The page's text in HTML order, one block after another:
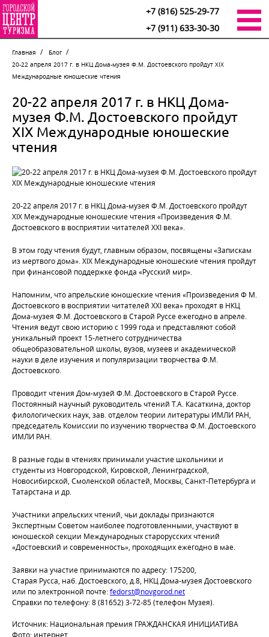
+7 (816) 525-29-77
+7 (911) 633-30-30
Главная
Блог
20-22 апреля 2017 г. в НКЦ Дома-музея Ф.М. Достоевского пройдут ХIХ
Международные юношеские чтения
20-22 апреля 2017 г. в НКЦ Дома-
музея Ф.М. Достоевского пройдут
ХIХ Международные юношеские
чтения
20-22 апреля 2017 г. в НКЦ Дома-музея Ф.М. Достоевского пройдут
ХIХ Международные юношеские чтения «Произведения Ф.М.
Достоевского в восприятии читателей XXI века».
В этом году чтения будут, главным образом, посвящены «Запискам
из мертвого дома». ХIХ Международные юношеские чтения пройдут
при финансовой поддержке фонда «Русский мир».
Напомним, что апрельские юношеские чтения «Произведения Ф М.
Достоевского в восприятии читателей XXI века» проходят в НКЦ
Дома-музея Ф.М. Достоевского в Старой Руссе ежегодно в апреле.
Чтения ведут свою историю с 1999 года и представляют собой
уникальный проект 15-летнего сотрудничества
общеобразовательной школы, вузов, музеев и академической
науки в деле изучения и популяризации творчества Ф.М.
Достоевского.
Проводит чтения Дом-музей Ф.М. Достоевского в Старой Руссе.
Постоянный научный руководитель чтений Т.А. Касаткина, доктор
филологических наук, зав. отделом теории литературы ИМЛИ РАН,
председатель Комиссии по изучению творчества Ф.М. Достоевского
ИМЛИ РАН.
В разные годы в чтениях принимали участие школьники и
студенты из Новгородской, Кировской, Ленинградской,
Новосибирской, Смоленской областей, Москвы, Санкт-Петербурга и
Татарстана и др.
Участники апрельских чтений, чьи доклады признаются
Экспертным Советом наиболее подготовленными, участвуют в
юношеской секции Международных старорусских чтений
«Достоевский и современность», проходящих ежегодно в мае.
Заявки на участие принимаются по адресу: 175200,
Старая Русса, наб. Достоевского, д.8, НКЦ Дома-музея Достоевского
или по электронной почте:fedorst@novgorod.net
Справки по телефону: 8 (81652) 3-72-85 (телефон Музея).
Источник: Национальная премия ГРАЖДАНСКАЯ ИНИЦИАТИВА
Фото: интернет